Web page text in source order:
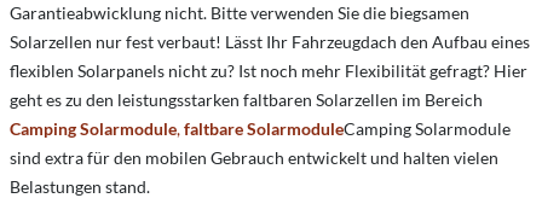
Garantieabwicklung nicht. Bitte verwenden Sie die biegsamen
Solarzellen nur fest verbaut! Lässt Ihr Fahrzeugdach den Aufbau eines
flexiblen Solarpanels nicht zu? Ist noch mehr Flexibilität gefragt? Hier
geht es zu den leistungsstarken faltbaren Solarzellen im Bereich
Camping Solarmodule,faltbare SolarmoduleCamping Solarmodule
sind extra für den mobilen Gebrauch entwickelt und halten vielen
Belastungen stand.